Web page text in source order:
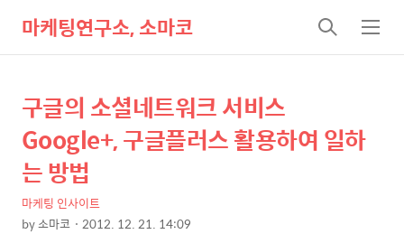
마케팅연구소, 소마코
검
색
메
뉴
상
세
컨
텐
츠
본
문
제
목
구글의 소셜네트워크 서비스
Google+, 구글플러스 활용하여 일하
는 방법
마케팅 인사이트
by소마코 2012. 12. 21. 14:09